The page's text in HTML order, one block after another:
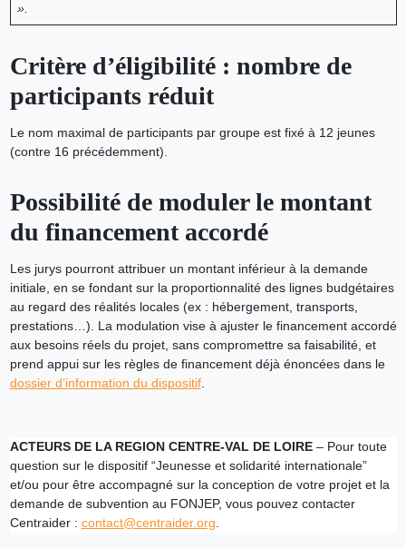
».
Critère d’éligibilité : nombre de
participants réduit
Le nom maximal de participants par groupe est fixé à 12 jeunes
(contre 16 précédemment).
Possibilité de moduler le montant
du financement accordé
Les jurys pourront attribuer un montant inférieur à la demande
initiale, en se fondant sur la proportionnalité des lignes budgétaires
au regard des réalités locales (ex : hébergement, transports,
prestations…). La modulation vise à ajuster le financement accordé
aux besoins réels du projet, sans compromettre sa faisabilité, et
prend appui sur les règles de financement déjà énoncées dans le
dossier d’information du dispositif.
ACTEURS DE LA REGION CENTRE-VAL DE LOIRE– Pour toute
question sur le dispositif “Jeunesse et solidarité internationale”
et/ou pour être accompagné sur la conception de votre projet et la
demande de subvention au FONJEP, vous pouvez contacter
Centraider : contact@centraider.org